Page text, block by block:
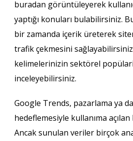
buradan görüntüleyerek
yaptığı konuları bulabilirsiniz.
bir zamanda içerik üreterek
trafik çekmesini
kelimelerinizin sektörel
inceleyebilirsiniz.
Google Trends, pazarlama ya da
hedeflemesiyle kullanıma
Ancak sunulan veriler birçok